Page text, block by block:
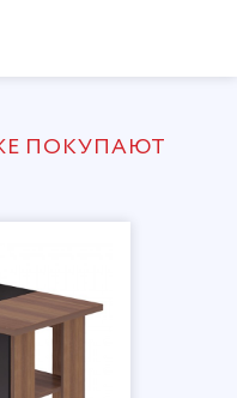
ПОКУПАЮТ